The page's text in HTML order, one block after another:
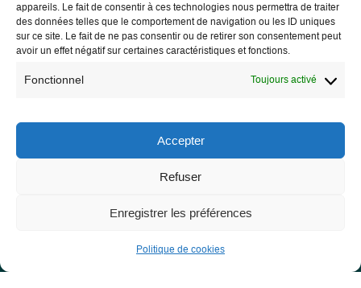
appareils. Le fait de consentir à ces technologies nous permettra de traiter
des données telles que le comportement de navigation ou les ID uniques
sur ce site. Le fait de ne pas consentir ou de retirer son consentement peut
avoir un effet négatif sur certaines caractéristiques et fonctions.
Fonctionnel Toujours activé
Accepter
Refuser
Enregistrer les préférences
Politique de cookies
Les Libres Géographes